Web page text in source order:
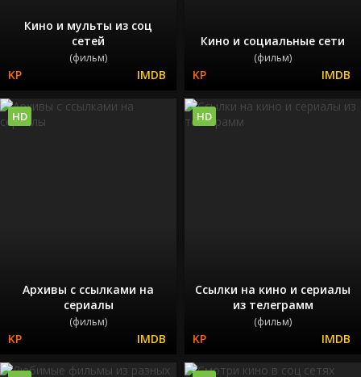
Кино и мульты из соц
сетей
(фильм)
Кино и социальные сети
(фильм)
Архивы с ссылками на
сериалы
(фильм)
HD
Ссылки на кино и сериалы
из телеграмм
(фильм)
HD